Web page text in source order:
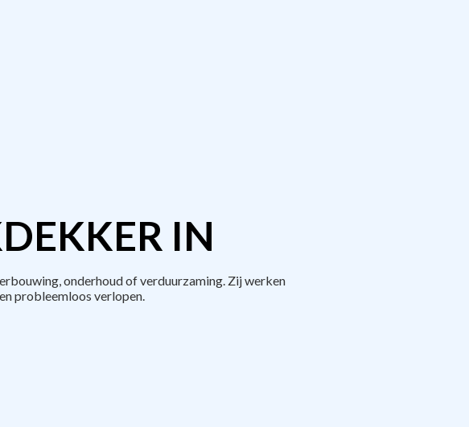
IN
onderhoud of verduurzaming. Zij werken
probleemloos verlopen.